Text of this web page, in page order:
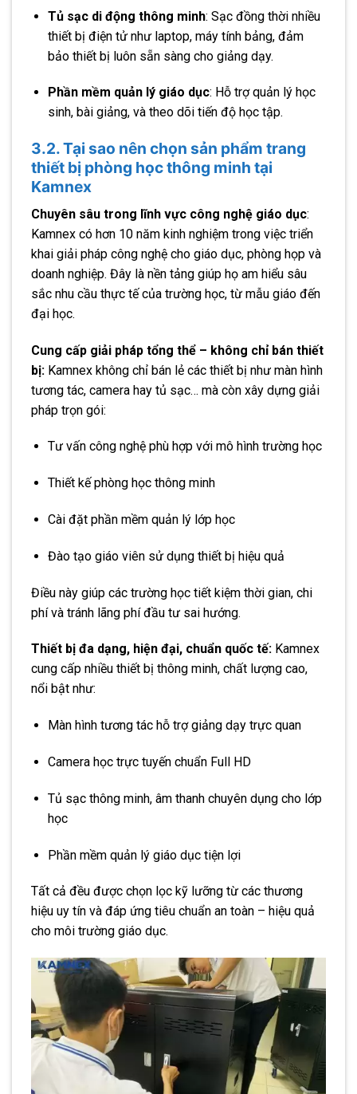
Tủ sạc di động thông minh: Sạc đồng thời nhiều
thiết bị điện tử như laptop, máy tính bảng, đảm
bảo thiết bị luôn sẵn sàng cho giảng dạy.
Phần mềm quản lý giáo dục: Hỗ trợ quản lý học
sinh, bài giảng, và theo dõi tiến độ học tập.
3.2. Tại sao nên chọn sản phẩm trang
thiết bị phòng học thông minh tại
Kamnex
Chuyên sâu trong lĩnh vực công nghệ giáo dục:
Kamnex có hơn 10 năm kinh nghiệm trong việc triển
khai giải pháp công nghệ cho giáo dục, phòng họp và
doanh nghiệp. Đây là nền tảng giúp họ am hiểu sâu
sắc nhu cầu thực tế của trường học, từ mẫu giáo đến
đại học.
Cung cấp giải pháp tổng thể – không chỉ bán thiết
bị: Kamnex không chỉ bán lẻ các thiết bị như màn hình
tương tác, camera hay tủ sạc… mà còn xây dựng giải
pháp trọn gói:
Tư vấn công nghệ phù hợp với mô hình trường học
Thiết kế phòng học thông minh
Cài đặt phần mềm quản lý lớp học
Đào tạo giáo viên sử dụng thiết bị hiệu quả
Điều này giúp các trường học tiết kiệm thời gian, chi
phí và tránh lãng phí đầu tư sai hướng.
Thiết bị đa dạng, hiện đại, chuẩn quốc tế: Kamnex
cung cấp nhiều thiết bị thông minh, chất lượng cao,
nổi bật như:
Màn hình tương tác hỗ trợ giảng dạy trực quan
Camera học trực tuyến chuẩn Full HD
Tủ sạc thông minh, âm thanh chuyên dụng cho lớp
học
Phần mềm quản lý giáo dục tiện lợi
Tất cả đều được chọn lọc kỹ lưỡng từ các thương
hiệu uy tín và đáp ứng tiêu chuẩn an toàn – hiệu quả
cho môi trường giáo dục.